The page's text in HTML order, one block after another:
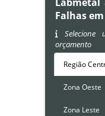
Labmetal
Falhas
orçamento
Região
Zona Oeste
Zona Leste